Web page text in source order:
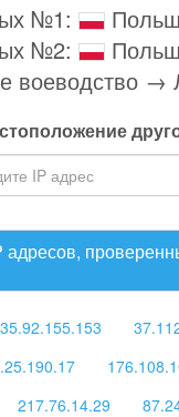
№1:
№2:
воеводство →
адресов,
35.92.155.153
217.76.14.29